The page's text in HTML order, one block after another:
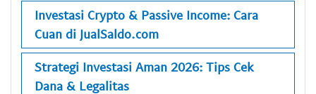
Investasi Crypto & Passive Income: Cara
Cuan di JualSaldo.com
Strategi Investasi Aman 2026: Tips Cek
Dana & Legalitas